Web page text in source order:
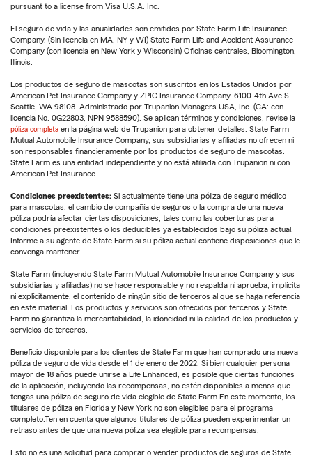
pursuant to a license from Visa U.S.A. Inc.
El seguro de vida y las anualidades son emitidos por State Farm Life Insurance
Company. (Sin licencia en MA, NY y WI) State Farm Life and Accident Assurance
Company (con licencia en New York y Wisconsin) Oficinas centrales, Bloomington,
Illinois.
Los productos de seguro de mascotas son suscritos en los Estados Unidos por
American Pet Insurance Company y ZPIC Insurance Company, 6100-4th Ave S,
Seattle, WA 98108. Administrado por Trupanion Managers USA, Inc. (CA: con
licencia No. 0G22803, NPN 9588590). Se aplican términos y condiciones, revise la
póliza completa en la página web de Trupanion para obtener detalles. State Farm
Mutual Automobile Insurance Company, sus subsidiarias y afiliadas no ofrecen ni
son responsables financieramente por los productos de seguro de mascotas.
State Farm es una entidad independiente y no está afiliada con Trupanion ni con
American Pet Insurance.
Condiciones preexistentes: Si actualmente tiene una póliza de seguro médico
para mascotas, el cambio de compañía de seguros o la compra de una nueva
póliza podría afectar ciertas disposiciones, tales como las coberturas para
condiciones preexistentes o los deducibles ya establecidos bajo su póliza actual.
Informe a su agente de State Farm si su póliza actual contiene disposiciones que le
convenga mantener.
State Farm (incluyendo State Farm Mutual Automobile Insurance Company y sus
subsidiarias y afiliadas) no se hace responsable y no respalda ni aprueba, implícita
ni explícitamente, el contenido de ningún sitio de terceros al que se haga referencia
en este material. Los productos y servicios son ofrecidos por terceros y State
Farm no garantiza la mercantabilidad, la idoneidad ni la calidad de los productos y
servicios de terceros.
Beneficio disponible para los clientes de State Farm que han comprado una nueva
póliza de seguro de vida desde el 1 de enero de 2022. Si bien cualquier persona
mayor de 18 años puede unirse a Life Enhanced, es posible que ciertas funciones
de la aplicación, incluyendo las recompensas, no estén disponibles a menos que
tengas una póliza de seguro de vida elegible de State Farm.En este momento, los
titulares de póliza en Florida y New York no son elegibles para el programa
completo.Ten en cuenta que algunos titulares de póliza pueden experimentar un
retraso antes de que una nueva póliza sea elegible para recompensas.
Esto no es una solicitud para comprar o vender productos de seguros de State